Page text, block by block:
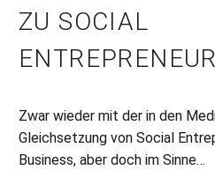
ZU SOCIAL
Zwar wieder mit der in den
Gleichsetzung von Social
Business, aber doch im Sinne…